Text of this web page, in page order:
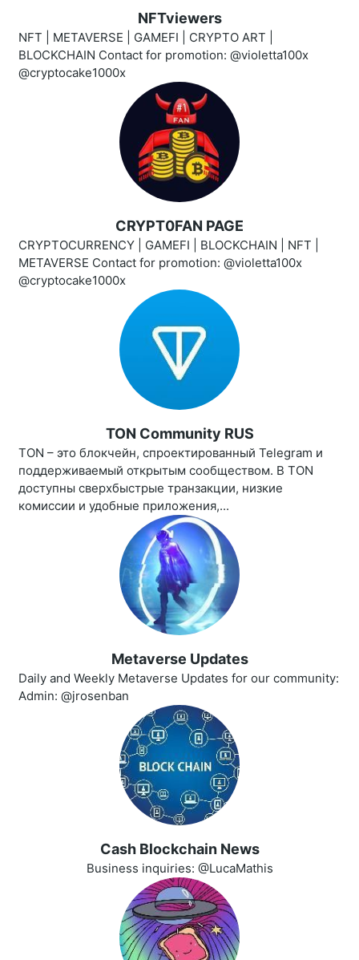
NFTviewers
NFT | METAVERSE | GAMEFI | CRYPTO ART |
BLOCKCHAIN Contact for promotion: @violetta100x
@cryptocake1000x
CRYPT0FAN PAGE
CRYPTOCURRENCY | GAMEFI | BLOCKCHAIN | NFT |
METAVERSE Contact for promotion: @violetta100x
@cryptocake1000x
TON Community RUS
TON – это блокчейн, спроектированный Telegram и
поддерживаемый открытым сообществом. В TON
доступны сверхбыстрые транзакции, низкие
комиссии и удобные приложения,...
Metaverse Updates
Daily and Weekly Metaverse Updates for our community:
Admin: @jrosenban
Cash Blockchain News
Business inquiries: @LucaMathis